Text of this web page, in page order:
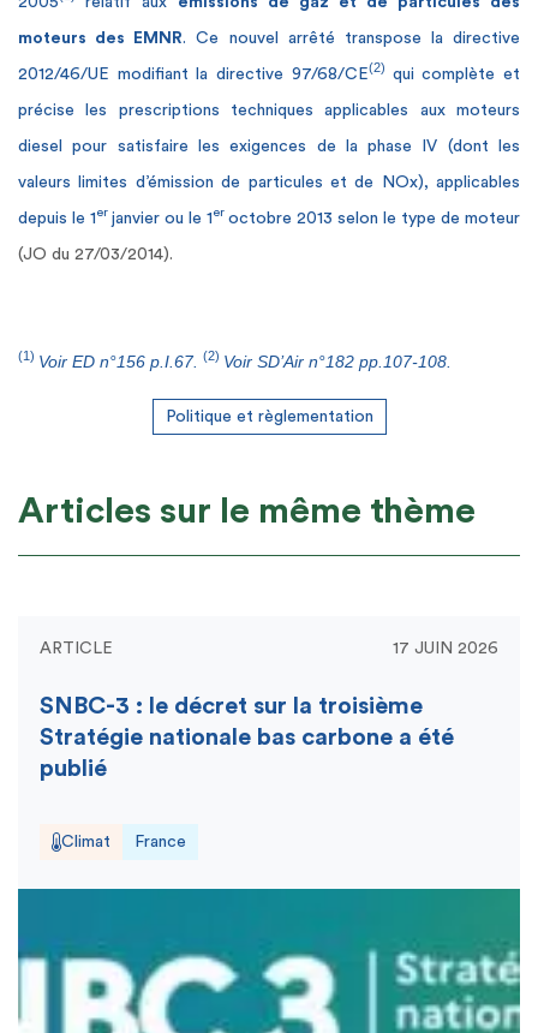
moteurs des EMNR. Ce nouvel arrêté transpose la directive
2012/46/UE modifiant la directive 97/68/CE(2) qui complète et
précise les prescriptions techniques applicables aux moteurs
diesel pour satisfaire les exigences de la phase IV (dont les
valeurs limites d’émission de particules et de NOx), applicables
depuis le 1 er janvier ou le 1 er octobre 2013 selon le type de moteur
(JO du 27/03/2014).
(1) Voir ED n°156 p.I.67. (2) Voir SD’Air n°182 pp.107-108.
Politique et règlementation
Articles sur le même thème
ARTICLE 17 JUIN 2026
SNBC-3 : le décret sur la troisième
Stratégie nationale bas carbone a été
publié
Climat France